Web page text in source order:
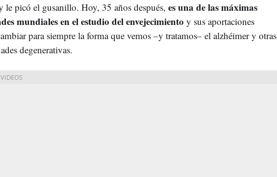
le picó el gusanillo. Hoy, 35 años después, es una de las máximas
mundiales en el estudio del envejecimiento y sus aportaciones
para siempre la forma que vemos –y tratamos– el alzhéimer y otras
degenerativas.